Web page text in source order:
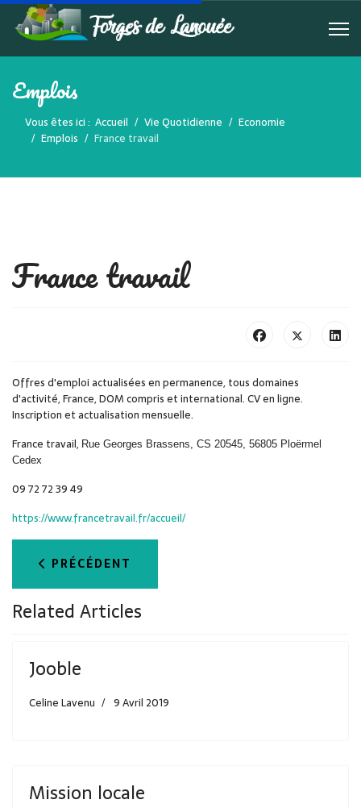
Emplois
Vous êtes ici : Accueil Vie Quotidienne
Economie
Emplois
France travail
France travail
Offres d'emploi actualisées en permanence, tous domaines
d'activité, France, DOM compris et international. CV en ligne.
Inscription et actualisation mensuelle.
France travail, Rue Georges Brassens, CS 20545, 56805 Ploërmel
Cedex
09 72 72 39 49
https://www.francetravail.fr/accueil/
ARTICLE PRÉCÉDENT : MISSION LOCALE
PRÉCÉDENT
Related Articles
Jooble
Celine Lavenu 9 Avril 2019
Mission locale